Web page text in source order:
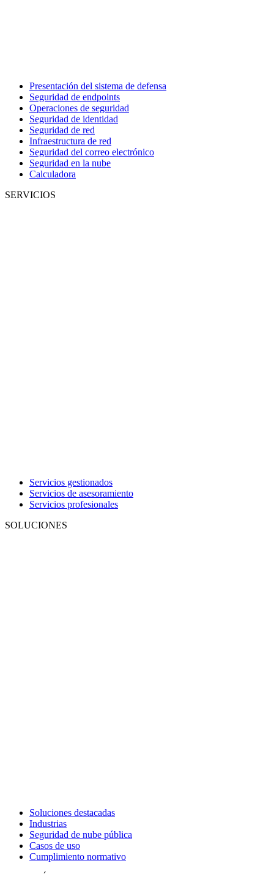
Presentación del sistema de defensa
Seguridad de endpoints
Operaciones de seguridad
Seguridad de identidad
Seguridad de red
Infraestructura de red
Seguridad del correo electrónico
Seguridad en la nube
Calculadora
SERVICIOS
Servicios gestionados
Servicios de asesoramiento
Servicios profesionales
SOLUCIONES
Soluciones destacadas
Industrias
Seguridad de nube pública
Casos de uso
Cumplimiento normativo